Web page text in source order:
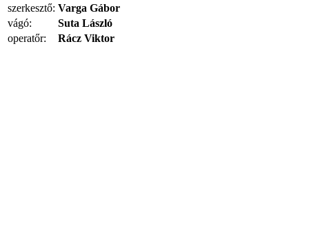
szerkesztő: Varga Gábor
vágó:
Suta László
operatőr:
Rácz Viktor